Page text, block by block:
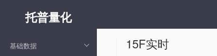
托普量化
基础数据 15F实时